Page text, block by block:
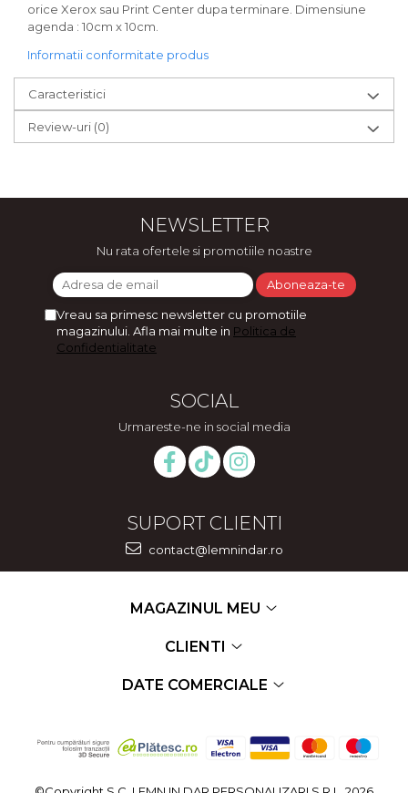
orice Xerox sau Print Center dupa terminare. Dimensiune
agenda : 10cm x 10cm.
Informatii conformitate produs
Caracteristici
Review-uri (0)
NEWSLETTER
Nu rata ofertele si promotiile noastre
Vreau sa primesc newsletter cu promotiile
magazinului. Afla mai multe in Politica de
Confidentialitate
SOCIAL
Urmareste-ne in social media
SUPORT CLIENTI
contact@lemnindar.ro
MAGAZINUL MEU
CLIENTI
DATE COMERCIALE